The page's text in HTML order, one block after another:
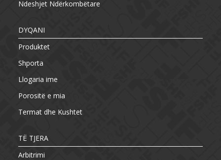
Ndeshjet Ndërkombëtare
DYQANI
Produktet
Shporta
Llogaria ime
Porositë e mia
Termat dhe Kushtet
TË TJERA
Arbitrimi